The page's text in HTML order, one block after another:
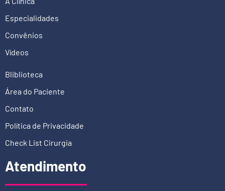
Especialidades
Convênios
Vídeos
Bliblioteca
Área do Paciente
Contato
Política de Privacidade
Check List Cirurgia
Atendimento